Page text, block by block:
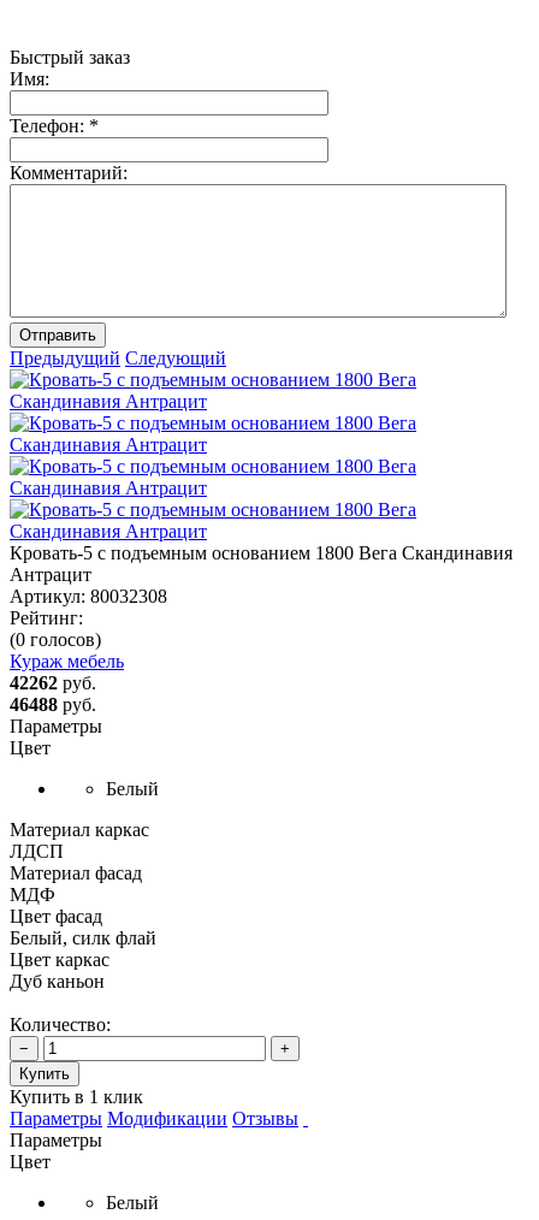
Быстрый заказ
Имя:
Телефон: *
Комментарий:
Отправить
Предыдущий Следующий
Кровать-5 с подъемным основанием 1800 Вега Скандинавия
Антрацит
Артикул: 80032308
Рейтинг:
(0 голосов)
Кураж мебель
42262 руб.
46488 руб.
Параметры
Цвет
Белый
Материал каркас
ЛДСП
Материал фасад
МДФ
Цвет фасад
Белый, силк флай
Цвет каркас
Дуб каньон
Количество:
−
+
Купить
Купить в 1 клик
Параметры Модификации Отзывы
Параметры
Цвет
Белый